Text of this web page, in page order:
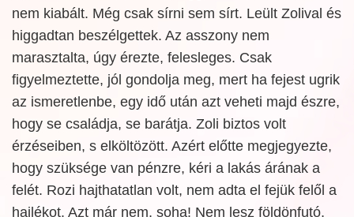
nem kiabált. Még csak sírni sem sírt. Leült Zolival és
higgadtan beszélgettek. Az asszony nem
marasztalta, úgy érezte, felesleges. Csak
figyelmeztette, jól gondolja meg, mert ha fejest ugrik
az ismeretlenbe, egy idő után azt veheti majd észre,
hogy se családja, se barátja. Zoli biztos volt
érzéseiben, s elköltözött. Azért előtte megjegyezte,
hogy szüksége van pénzre, kéri a lakás árának a
felét. Rozi hajthatatlan volt, nem adta el fejük felől a
hajlékot. Azt már nem, soha! Nem lesz földönfutó,